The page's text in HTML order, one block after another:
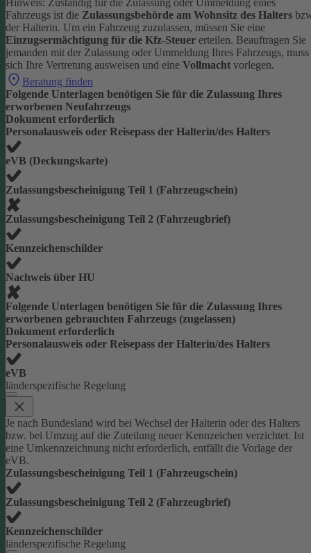
Fahrzeugs ist die Zulassungsbehörde am Wohnsitz des Halters
der Halterin. Um ein Fahrzeug zuzulassen, müssen Sie eine
Einzugsermächtigung für die Kfz-Steuer erteilen. Beauftragen Sie
jemanden mit der Zulassung oder Ummeldung Ihres Fahrzeugs, muss
sich Ihre Vertretung ausweisen und eine Vollmacht vorlegen.
Beratung finden
Folgende Unterlagen benötigen Sie für die Zulassung Ihres
erworbenen Neufahrzeugs
Dokument erforderlich
Personalausweis oder Reisepass der Halterin/des Halters
eVB (Deckungskarte)
Zulassungsbescheinigung Teil 1 (Fahrzeugschein)
Zulassungsbescheinigung Teil 2 (Fahrzeugbrief)
Kennzeichenschilder
Nachweis über HU
Folgende Unterlagen benötigen Sie für die Zulassung Ihres
erworbenen gebrauchten Fahrzeugs (zugelassen)
Dokument erforderlich
Personalausweis oder Reisepass der Halterin/des Halters
eVB
länderspezifische Regelung
Je nach Bundesland wird bei Wechsel der Halterin oder des Halters
bzw. bei Umzug auf die Zuteilung neuer Kennzeichen verzichtet. Ist
eine Umkennzeichnung nicht erforderlich, entfällt die Vorlage der
eVB.
Zulassungsbescheinigung Teil 1 (Fahrzeugschein)
Zulassungsbescheinigung Teil 2 (Fahrzeugbrief)
Kennzeichenschilder
länderspezifische Regelung